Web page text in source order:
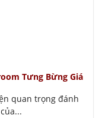
Tưng Bừng Giá
quan trọng đánh